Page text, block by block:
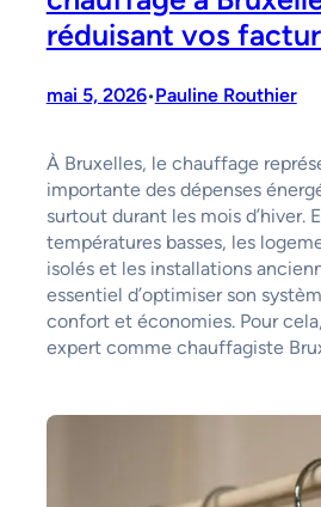
réduisant vos
mai 5, 2026•Pauline Routhier
À Bruxelles, le chauffage
importante des dépenses
surtout durant les mois d’hiver.
températures basses, les
isolés et les installations
essentiel d’optimiser son
confort et économies. Pour
expert comme chauffagiste